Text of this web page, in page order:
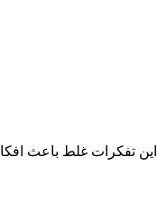
غلط باعث افکار